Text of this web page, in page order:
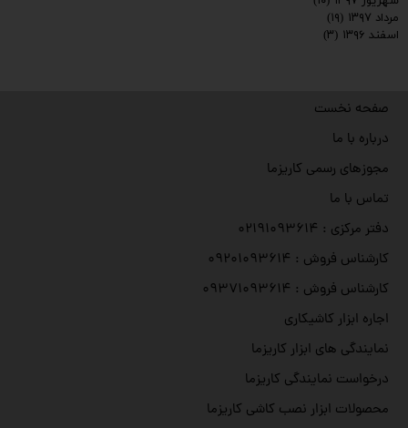
مرداد ۱۳۹۷
(۱۹)
اسفند ۱۳۹۶
(۳)
صفحه نخست
درباره با ما
مجوزهای رسمی کاریزما
تماس با ما
دفتر مرکزی : ۰۲۱۹۱۰۹۳۶۱۴
کارشناس فروش : ۰۹۲۰۱۰۹۳۶۱۴
کارشناس فروش : ۰۹۳۷۱۰۹۳۶۱۴
اجاره ابزار کاشیکاری
نمایندگی های ابزار کاریزما
درخواست نمایندگی کاریزما
محصولات ابزار نصب کاشی کاریزما